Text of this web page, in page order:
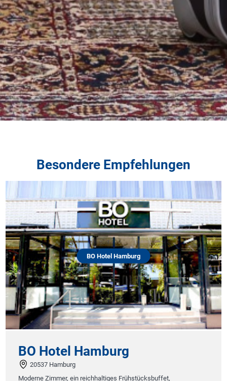
Besondere Empfehlungen
BO Hotel Hamburg
BO Hotel Hamburg
20537 Hamburg
Moderne Zimmer, ein reichhaltiges Frühstücksbuffet,